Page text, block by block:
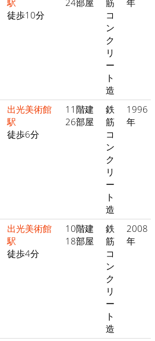
駅
徒歩10分
24部屋
筋
コ
ン
ク
リ
ー
ト
造
年
出光美術館
駅
徒歩6分
11階建
26部屋
鉄
筋
コ
ン
ク
リ
ー
ト
造
1996
年
出光美術館
駅
徒歩4分
10階建
18部屋
鉄
筋
コ
ン
ク
リ
ー
ト
造
2008
年